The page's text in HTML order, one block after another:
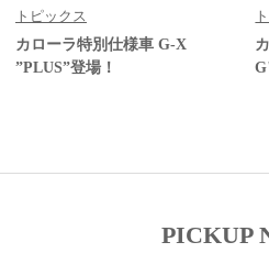
トピックス
カローラ特別仕様車 G-X
”PLUS”登場！
PICKUP